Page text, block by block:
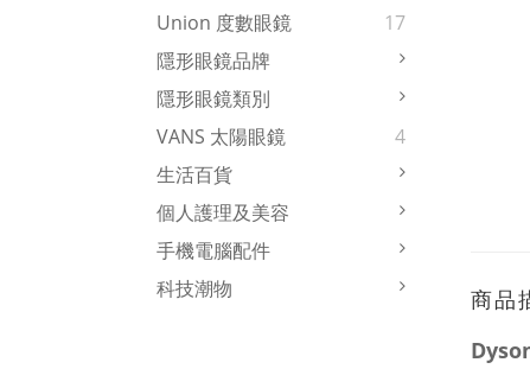
Union 度數眼鏡
17
隱形眼鏡品牌
隱形眼鏡類別
VANS 太陽眼鏡
4
生活百貨
個人護理及美容
手機電腦配件
科技潮物
商品